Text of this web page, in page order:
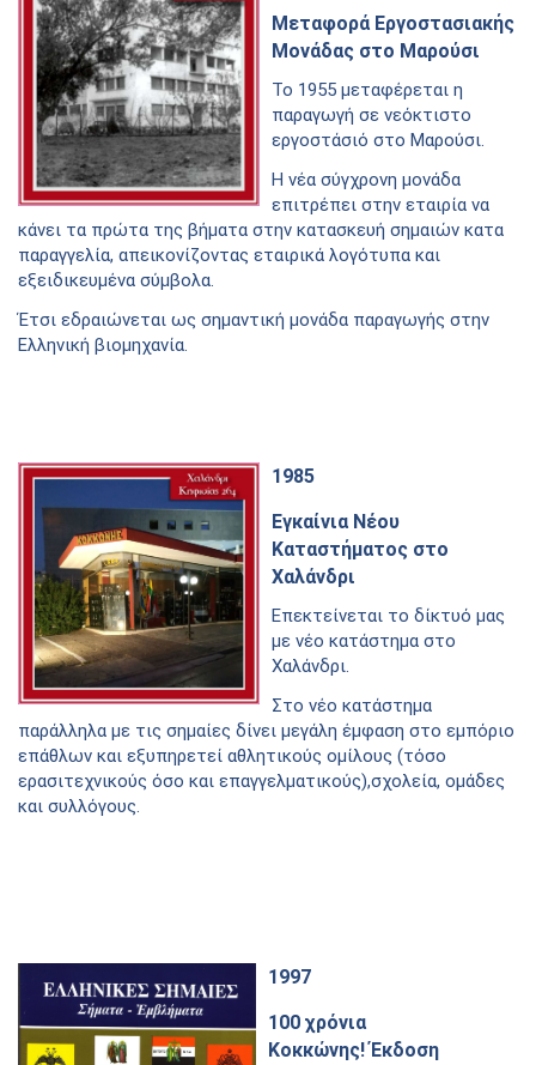
Μεταφορά Εργοστασιακής
Μονάδας στο Μαρούσι
Το 1955 μεταφέρεται η
παραγωγή σε νεόκτιστο
εργοστάσιό στο Μαρούσι.
Η νέα σύγχρονη μονάδα
επιτρέπει στην εταιρία να
κάνει τα πρώτα της βήματα στην κατασκευή σημαιών κατα
παραγγελία, απεικονίζοντας εταιρικά λογότυπα και
εξειδικευμένα σύμβολα.
Έτσι εδραιώνεται ως σημαντική μονάδα παραγωγής στην
Ελληνική βιομηχανία.
1985
Εγκαίνια Nέου
Kαταστήματος στο
Χαλάνδρι
Επεκτείνεται το δίκτυό μας
με νέο κατάστημα στο
Χαλάνδρι.
Στο νέο κατάστημα
παράλληλα με τις σημαίες δίνει μεγάλη έμφαση στο εμπόριο
επάθλων και εξυπηρετεί αθλητικούς ομίλους (τόσο
ερασιτεχνικούς όσο και επαγγελματικούς),σχολεία, ομάδες
και συλλόγους.
1997
100 χρόνια
Κοκκώνης! Έκδοση